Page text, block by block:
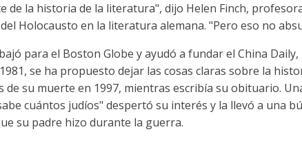
de la historia de la literatura", dijo Helen Finch,
Holocausto en la literatura alemana. "Pero eso no
para el Boston Globe y ayudó a fundar el China
se ha propuesto dejar las cosas claras sobre la
de su muerte en 1997, mientras escribía su obituario.
cuántos judíos" despertó su interés y la llevó a una
su padre hizo durante la guerra.